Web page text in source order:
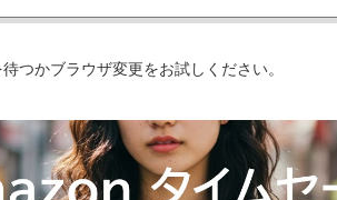
つかブラウザ変更をお試しください。